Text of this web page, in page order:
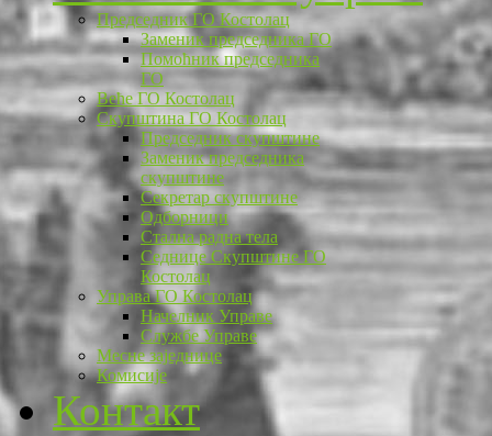
Председник ГО Костолац
Заменик председника ГО
Помоћник председника
ГО
Веће ГО Костолац
Скупштина ГО Костолац
Председник скупштине
Заменик председника
скупштине
Секретар скупштине
Одборници
Стална радна тела
Седнице Скупштине ГО
Костолац
Управа ГО Костолац
Начелник Управе
Службе Управе
Месне заједнице
Комисије
Контакт